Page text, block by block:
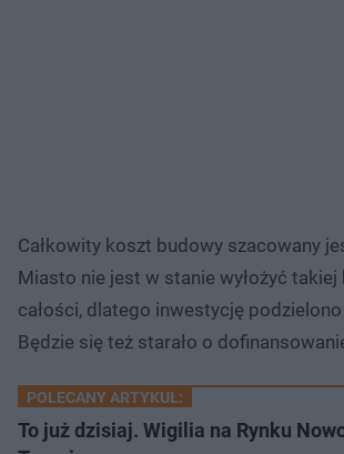
Całkowity koszt budowy szacowany
Miasto nie jest w stanie wyłożyć takiej
całości, dlatego inwestycję podzielono
Będzie się też starało o
POLECANY ARTYKUŁ:
To już dzisiaj. Wigilia na Rynku